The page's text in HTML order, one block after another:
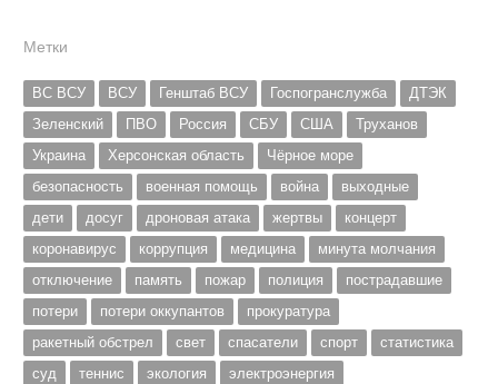
Метки
ВС ВСУ ВСУ Генштаб ВСУ Госпогранслужба
ДТЭК
Зеленский
ПВО Россия СБУ США
Труханов
Украина
Херсонская область
Чёрное море
безопасность
военная помощь война
выходные
дети
досуг дроновая атака жертвы
концерт
коронавирус
коррупция медицина
минута молчания
отключение
память пожар полиция
пострадавшие
потери
потери оккупантов
прокуратура
ракетный обстрел
свет спасатели спорт
статистика
суд
теннис экология
электроэнергия